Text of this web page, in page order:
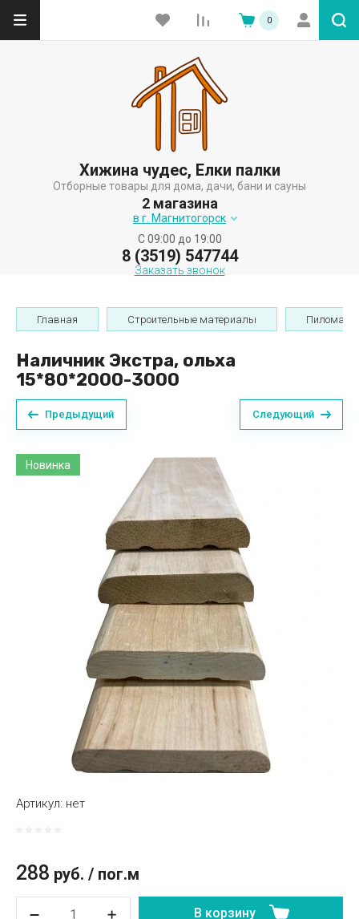
0
Хижина чудес, Елки палки
Отборные товары для дома, дачи, бани и сауны
2 магазина
в г. Магнитогорск
C 09:00 до 19:00
8 (3519) 547744
Заказать звонок
Главная Строительные материалы
Наличник Экстра, ольха
15*80*2000-3000
Предыдущий Следующий
Новинка
Артикул: нет
288 руб. / пог.м
В корзину